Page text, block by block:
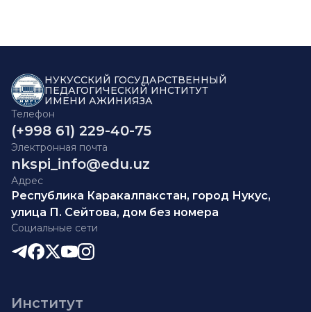
НУКУССКИЙ ГОСУДАРСТВЕННЫЙ
ПЕДАГОГИЧЕСКИЙ ИНСТИТУТ
ИМЕНИ АЖИНИЯЗА
Телефон
(+998 61) 229-40-75
Электронная почта
nkspi_info@edu.uz
Адрес
Республика Каракалпакстан, город Нукус,
улица П. Сейтова, дом без номера
Социальные сети
Институт